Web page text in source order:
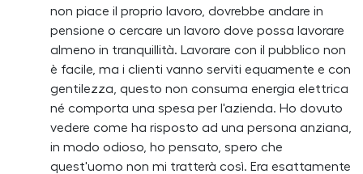
non piace il proprio lavoro, dovrebbe andare in
pensione o cercare un lavoro dove possa lavorare
almeno in tranquillità. Lavorare con il pubblico non
è facile, ma i clienti vanno serviti equamente e con
gentilezza, questo non consuma energia elettrica
né comporta una spesa per l'azienda. Ho dovuto
vedere come ha risposto ad una persona anziana,
in modo odioso, ho pensato, spero che
quest'uomo non mi tratterà così. Era esattamente